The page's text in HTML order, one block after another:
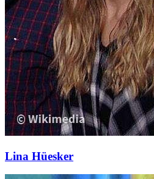
Lina Hüesker